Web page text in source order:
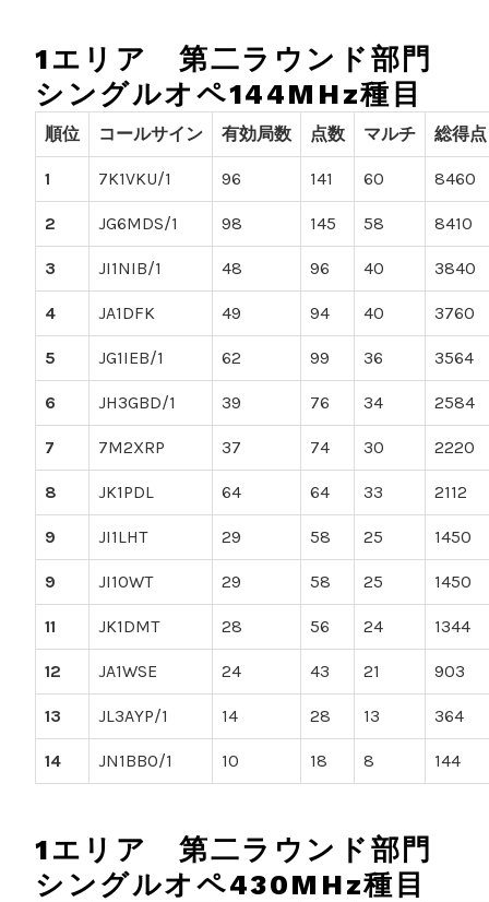
1エリア 第二ラウンド部門
シングルオペ144MHz種目
順位 コールサイン 有効局数 点数 マルチ 総得点
1 7K1VKU/1 96 141 60 8460
2 JG6MDS/1 98 145 58 8410
3 JI1NIB/1 48 96 40 3840
4 JA1DFK 49 94 40 3760
5 JG1IEB/1 62 99 36 3564
6 JH3GBD/1 39 76 34 2584
7 7M2XRP 37 74 30 2220
8 JK1PDL 64 64 33 2112
9 JI1LHT 29 58 25 1450
9 JI1OWT 29 58 25 1450
11 JK1DMT 28 56 24 1344
12 JA1WSE 24 43 21 903
13 JL3AYP/1 14 28 13 364
14 JN1BBO/1 10 18 8 144
1エリア 第二ラウンド部門
シングルオペ430MHz種目